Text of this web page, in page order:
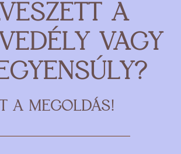
A
VAGY
A MEGOLDÁS!